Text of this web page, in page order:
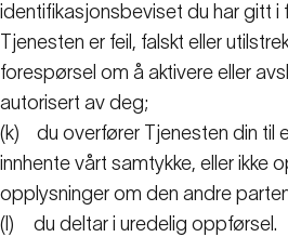
identifikasjonsbeviset du har gitt i
Tjenesten er feil, falskt eller
forespørsel om å aktivere eller
autorisert av deg;
(k)
du overfører Tjenesten din til
innhente vårt samtykke, eller ikke
opplysninger om den andre
(l)
du deltar i uredelig oppførsel.